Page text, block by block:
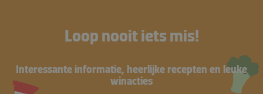
Loop nooit iets mis!
Interessante informatie, heerlijke recepten en leuke
winacties